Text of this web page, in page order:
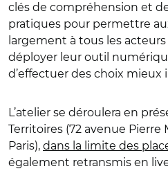
clés de compréhension et
pratiques pour permettre
largement à tous les
déployer leur outil
d’effectuer des choix mieux
L’atelier se déroulera en
Territoires (72 avenue Pierre
Paris), dans la limite des
également retransmis en